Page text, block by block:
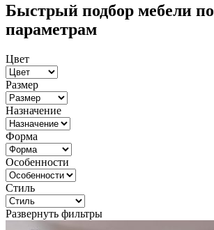
Быстрый подбор мебели по
параметрам
Цвет
Размер
Назначение
Форма
Особенности
Стиль
Развернуть фильтры